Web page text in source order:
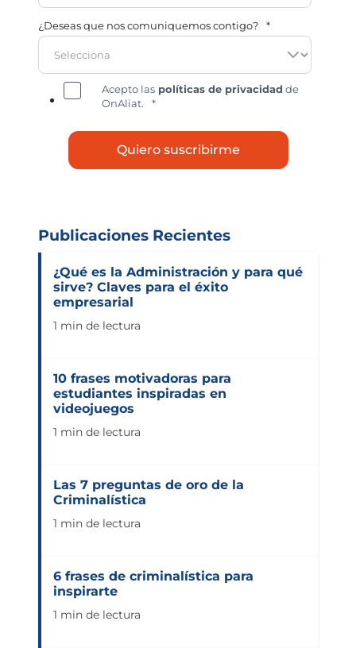
¿Deseas que nos comuniquemos contigo? *
Acepto las políticas de privacidad de
OnAliat.
*
Publicaciones Recientes
¿Qué es la Administración y para qué
sirve? Claves para el éxito
empresarial
1 min de lectura
10 frases motivadoras para
estudiantes inspiradas en
videojuegos
1 min de lectura
Las 7 preguntas de oro de la
Criminalística
1 min de lectura
6 frases de criminalística para
inspirarte
1 min de lectura